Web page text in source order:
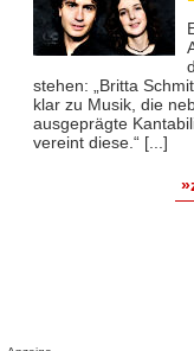
stehen: „Britta
klar zu Musik, die
ausgeprägte
vereint diese.“ [...]